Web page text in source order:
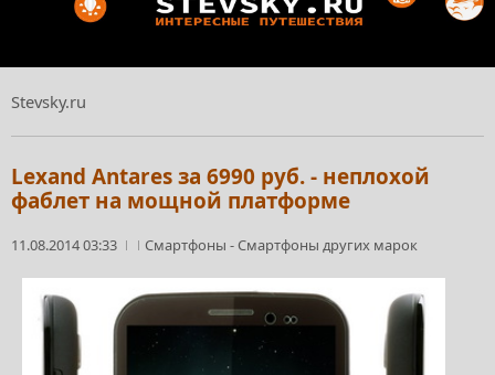
Stevsky.ru
Lexand Antares за 6990 руб. - неплохой
фаблет на мощной платформе
11.08.2014 03:33 Смартфоны -Смартфоны других марок